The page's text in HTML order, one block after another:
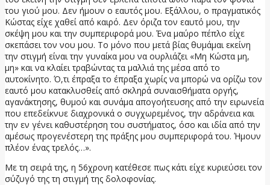
του γιού μου. Δεν ήμουν ο εαυτός μου. Εξάλλου, ο πραγματικός
Κώστας είχε χαθεί από καιρό. Δεν όριζα τον εαυτό μου, την
σκέψη μου και την συμπεριφορά μου. Ένα μαύρο πέπλο είχε
σκεπάσει τον νου μου. Το μόνο που μετά βίας θυμάμαι εκείνη
την στιγμή είναι την γυναίκα μου να ουρλιάζει «Μη Κώστα μη,
μη» και να κλαίει τραβώντας τα μαλλιά της μέσα από το
αυτοκίνητο. Ό,τι έπραξα το έπραξα χωρίς να μπορώ να ορίζω τον
εαυτό μου κατακλυσθείς από σκληρά συναισθήματα οργής,
αγανάκτησης, θυμού και συνάμα απογοήτευσης από την ειρωνεία
που επεδείκνυε διαχρονικά ο συγχωρεμένος, την αδράνεια και
την εν γένει καθυστέρηση του συστήματος, όσο και ιδία από την
αμέσως προγενέστερη της πράξης μου συμπεριφορά του. Ήμουν
πλέον ένας τρελός…».
Με τη σειρά της, η 56χρονη κατέθεσε πως κάτι είχε κυριεύσει τον
σύζυγό της τη στιγμή της δολοφονίας.